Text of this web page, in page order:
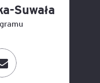
Suwała